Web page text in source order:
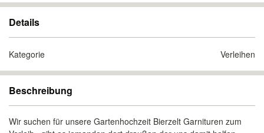
Details
Kategorie Verleihen
Beschreibung
Wir suchen für unsere Gartenhochzeit Bierzelt Garnituren zum